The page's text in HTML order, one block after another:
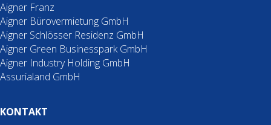
Aigner Franz
Aigner Bürovermietung GmbH
Aigner Schlösser Residenz GmbH
Aigner Green Businesspark GmbH
Aigner Industry Holding GmbH
Assurialand GmbH
KONTAKT